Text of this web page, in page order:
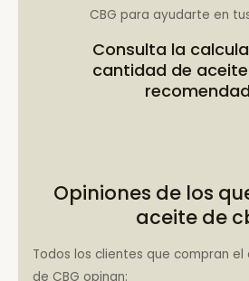
CBG para ayudarte en
Consulta la
cantidad de aceite
Opiniones de los
aceite de
Todos los clientes que compran
de CBG opinan: